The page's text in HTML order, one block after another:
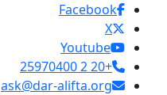
Facebook
X
Youtube
+20 2 25970400
ask@dar-alifta.org